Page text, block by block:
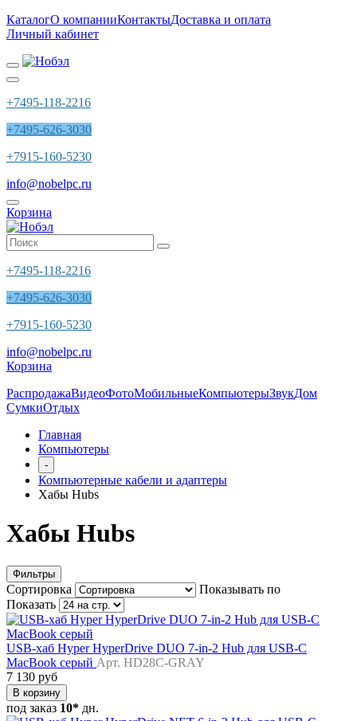
КаталогО компанииКонтактыДоставка и оплата
Личный кабинет
+7495-118-2216
+7495-626-3030
+7915-160-5230
info@nobelpc.ru
Корзина
+7495-118-2216
+7495-626-3030
+7915-160-5230
info@nobelpc.ru
Корзина
РаспродажаВидеоФотоМобильныеКомпьютерыЗвукДом
СумкиОтдых
Главная
Компьютеры
-
Компьютерные кабели и адаптеры
Хабы Hubs
Хабы Hubs
Фильтры
Сортировка
Показывать по
Показать
USB-хаб Hyper HyperDrive DUO 7-in-2 Hub для USB-C
MacBook серый Арт. HD28C-GRAY
7 130 руб
В корзину
под заказ 10* дн.